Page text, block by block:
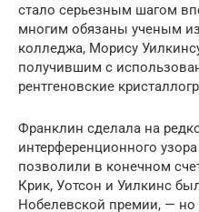
стало серьезным шагом
многим обязаны ученым
колледжа, Морису
получившим с
рентгеновские
Франклин сделала на
интерференционного
позволили в конечном
Крик, Уотсон и Уилкинс
Нобелевской премии, —